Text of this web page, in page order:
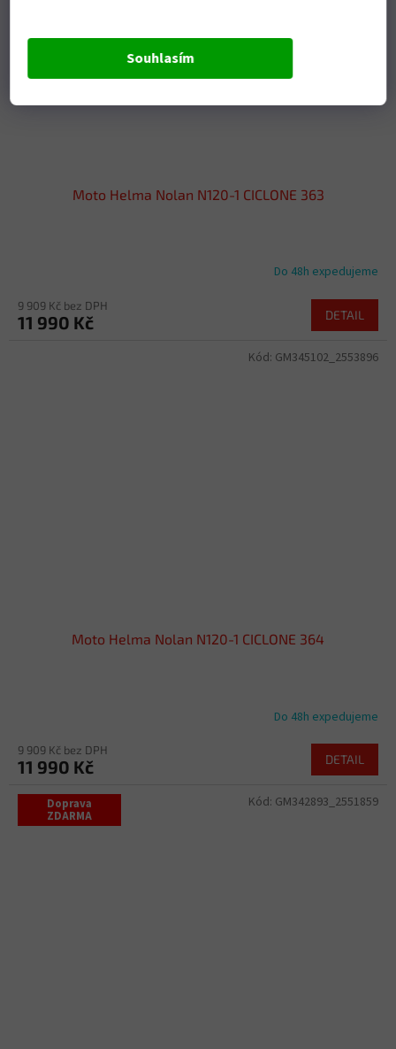
Souhlasím
Moto Helma Nolan N120-1 CICLONE 363
Do 48h expedujeme
9 909 Kč bez DPH
11 990 Kč DETAIL
Moto Helma Nolan N120-1 CICLONE 364
Do 48h expedujeme
9 909 Kč bez DPH
11 990 Kč DETAIL
Kód: GM345102_2553896
Doprava
ZDARMA
Kód: GM342893_2551859